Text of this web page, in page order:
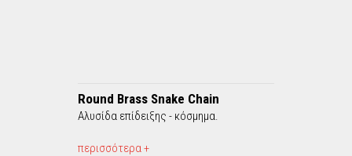
Round Brass Snake Chain
Αλυσίδα επίδειξης - κόσμημα.
περισσότερα +